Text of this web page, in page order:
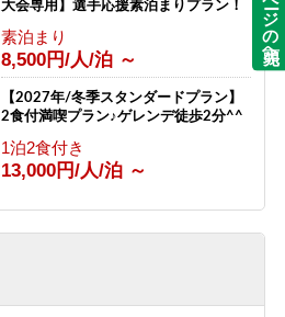
大会専用】選手応援素泊まりプラン！
素泊まり
8,500円/人/泊 ～
【2027年/冬季スタンダードプラン】
2食付満喫プラン♪ゲレンデ徒歩2分^^
1泊2食付き
13,000円/人/泊 ～
ページの先頭へ